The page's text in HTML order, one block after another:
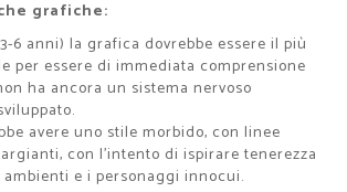
grafiche:
6 anni) la grafica dovrebbe essere il più
per essere di immediata comprensione
ha ancora un sistema nervoso
avere uno stile morbido, con linee
con l’intento di ispirare tenerezza
e i personaggi innocui.